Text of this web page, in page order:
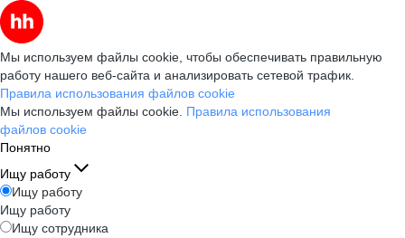
Мы используем файлы cookie, чтобы обеспечивать правильную
работу нашего веб-сайта и анализировать сетевой трафик.
Правила использования файлов cookie
Мы используем файлы cookie. Правила использования
файлов cookie
Понятно
Ищу работу
Ищу работу
Ищу работу
Ищу сотрудника